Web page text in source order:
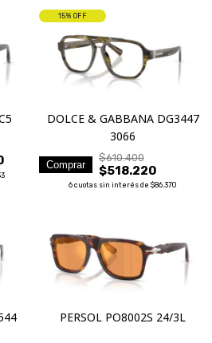
15% OFF
DOLCE & GABBANA DG3447
3066
Comprar
$610.400
$518.220
6 cuotas sin interés de $86.370
PERSOL PO8002S 24/3L